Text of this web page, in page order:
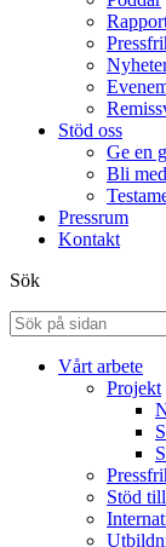
Stöd oss
Ge en
Bli
Pressrum
Kontakt
Sök
Vårt arbete
Projekt
Stöd